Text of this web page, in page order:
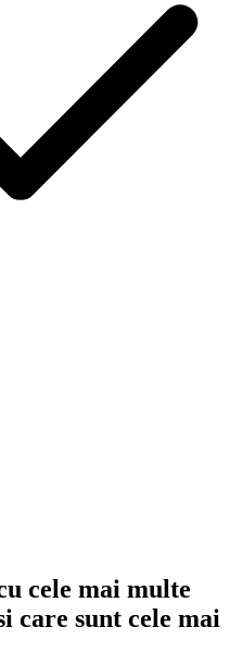
cele mai multe
care sunt cele mai